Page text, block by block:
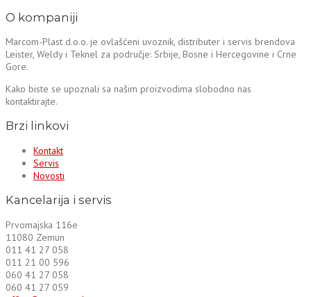
O kompaniji
Marcom-Plast d.o.o. je ovlašćeni uvoznik, distributer i servis brendova
Leister, Weldy i Teknel za područje: Srbije, Bosne i Hercegovine i Crne
Gore.
Kako biste se upoznali sa našim proizvodima slobodno nas
kontaktirajte.
Brzi linkovi
Kontakt
Servis
Novosti
Kancelarija i servis
Prvomajska 116e
11080 Zemun
011 41 27 058
011 21 00 596
060 41 27 058
060 41 27 059